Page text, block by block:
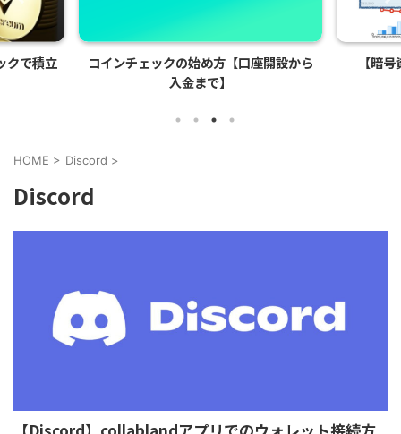
クで積立
コインチェックの始め方【口座開設から
入金まで】
【暗
HOME > Discord >
Discord